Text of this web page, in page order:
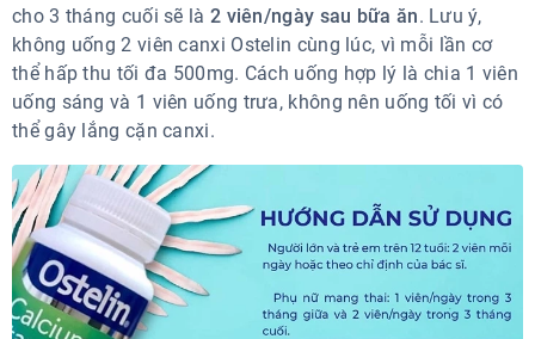
cho 3 tháng cuối sẽ là 2 viên/ngày sau bữa ăn. Lưu ý,
không uống 2 viên canxi Ostelin cùng lúc, vì mỗi lần cơ
thể hấp thu tối đa 500mg. Cách uống hợp lý là chia 1 viên
uống sáng và 1 viên uống trưa, không nên uống tối vì có
thể gây lắng cặn canxi.